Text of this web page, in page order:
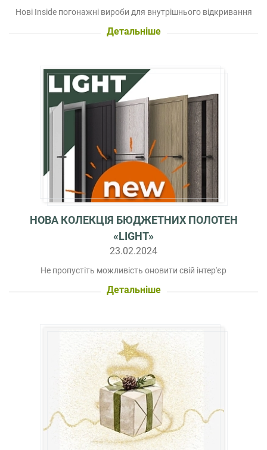
Нові Inside погонажні вироби для внутрішнього відкривання
Детальніше
НОВА КОЛЕКЦІЯ БЮДЖЕТНИХ ПОЛОТЕН
«LIGHT»
23.02.2024
Не пропустіть можливість оновити свій інтер'єр
Детальніше